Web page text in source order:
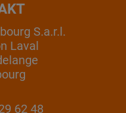
S.a.r.l.
Laval
62 48